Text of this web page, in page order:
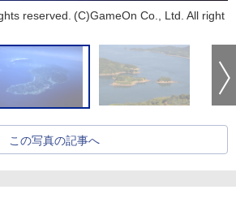
reserved. (C)GameOn Co., Ltd. All right
この写真の記事へ